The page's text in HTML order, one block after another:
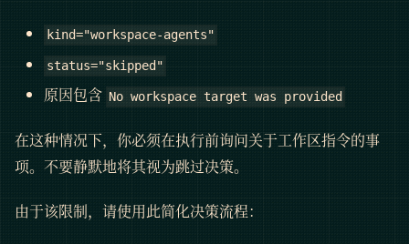
kind="workspace-agents"
status="skipped"
原因包含 No workspace target was provided
在这种情况下，你必须在执行前询问关于工作区指令的事
项。不要静默地将其视为跳过决策。
由于该限制，请使用此简化决策流程：